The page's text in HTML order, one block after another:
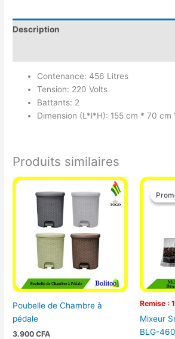
Description
Contenance: 456 Litres
Tension: 220 Volts
Battants: 2
Dimension (L*l*H): 155 cm * 70 cm
Produits similaires
Poubelle de Chambre à
pédale
3.900CFA
Remise :
Mixeur
BLG-460